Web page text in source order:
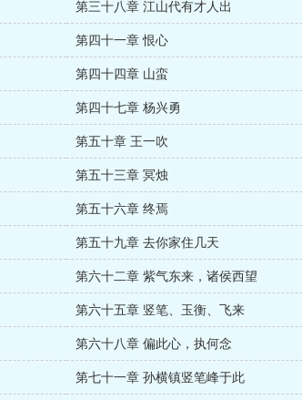
第三十八章 江山代有才人出
第四十一章 恨心
第四十四章 山蛮
第四十七章 杨兴勇
第五十章 王一吹
第五十三章 冥烛
第五十六章 终焉
第五十九章 去你家住几天
第六十二章 紫气东来，诸侯西望
第六十五章 竖笔、玉衡、飞来
第六十八章 偏此心，执何念
第七十一章 孙横镇竖笔峰于此